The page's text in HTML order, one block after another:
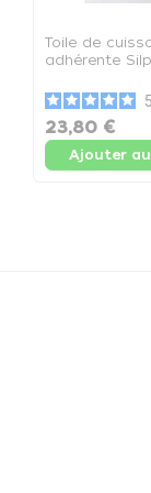
Toile de
adhérente
5
23,80 €
Ajouter